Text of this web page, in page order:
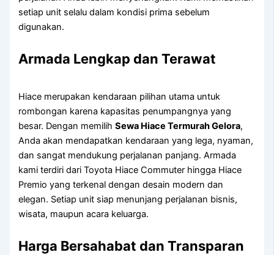
setiap unit selalu dalam kondisi prima sebelum
digunakan.
Armada Lengkap dan Terawat
Hiace merupakan kendaraan pilihan utama untuk
rombongan karena kapasitas penumpangnya yang
besar. Dengan memilihSewa Hiace Termurah Gelora,
Anda akan mendapatkan kendaraan yang lega, nyaman,
dan sangat mendukung perjalanan panjang. Armada
kami terdiri dari Toyota Hiace Commuter hingga Hiace
Premio yang terkenal dengan desain modern dan
elegan. Setiap unit siap menunjang perjalanan bisnis,
wisata, maupun acara keluarga.
Harga Bersahabat dan Transparan